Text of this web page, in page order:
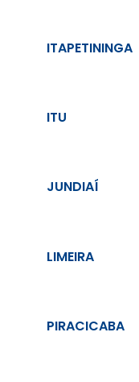
ITAPETININGA
ITU
JUNDIAÍ
LIMEIRA
PIRACICABA